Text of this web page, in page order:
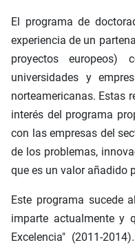
El programa de
experiencia de un
proyectos
universidades y
norteamericanas. Estas
interés del programa
con las empresas del
de los problemas,
que es un valor añadido
Este programa sucede
imparte actualmente y
Excelencia" (2011-